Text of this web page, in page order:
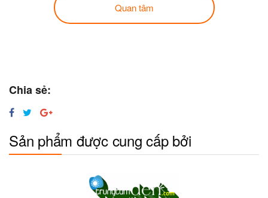
Quan tâm
Chia sẻ:
Sản phẩm được cung cấp bởi